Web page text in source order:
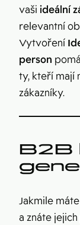
vaši ideální
relevantní
Vytvoření
person
ty, kteří mají
zákazníky.
B2B
Jakmile
a znáte